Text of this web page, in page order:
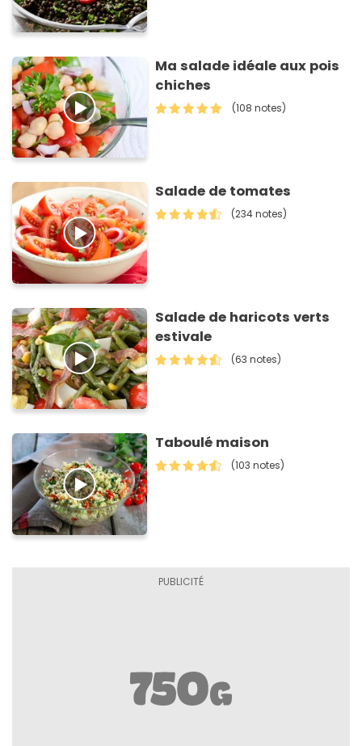
Ma salade idéale aux pois
chiches
(108 notes)
Salade de tomates
(234 notes)
Salade de haricots verts
estivale
(63 notes)
Taboulé maison
(103 notes)